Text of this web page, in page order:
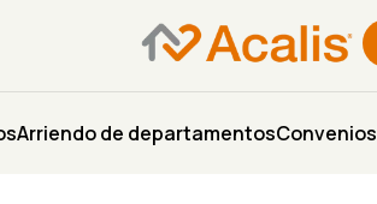
Arriendo de departamentosConvenios